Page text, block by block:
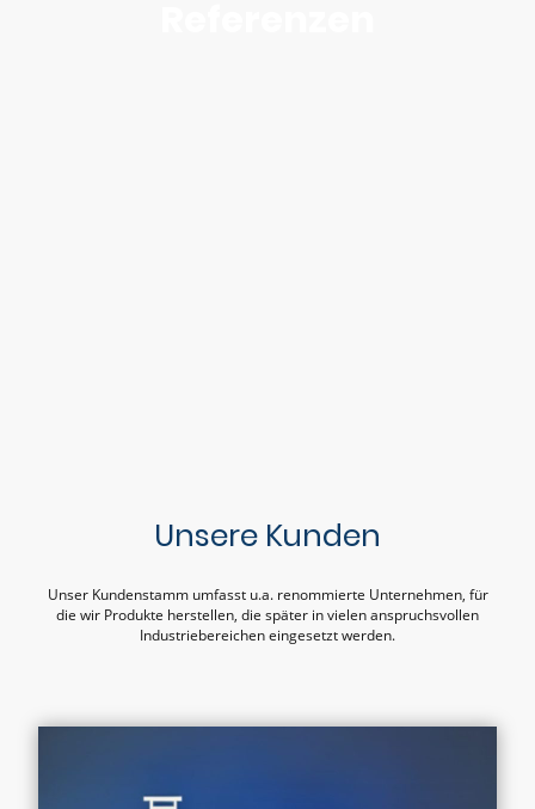
Unsere Kunden
Unser Kundenstamm umfasst u.a. renommierte Unternehmen, für
die wir Produkte herstellen, die später in vielen anspruchsvollen
Industriebereichen eingesetzt werden.